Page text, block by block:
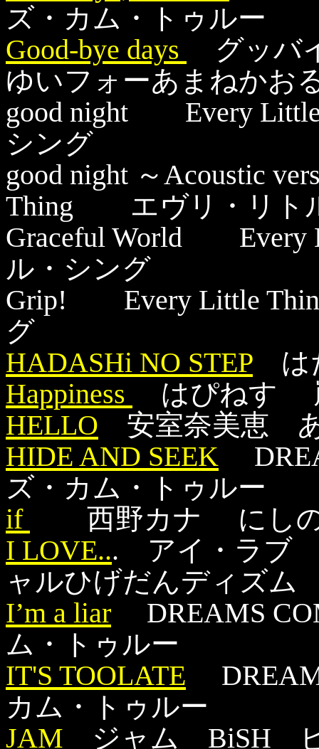
ズ・カム・トゥルー
Good-bye days
グッバ
ゆいフォーあまねかお
good night Every
シング
good night ～Acoustic
Thing エヴリ・リ
Graceful World
ル・シング
Grip! Every Little
グ
HADASHi NO STEP は
Happiness
はぴねす
HELLO 安室奈美恵
HIDE AND SEEK
ズ・カム・トゥルー
if
西野カナ にしの
I LOVE... アイ・ラブ
ャルひげだんディズム
I’m a liar DREAMS
ム・トゥルー
IT'S TOOLATE
カム・トゥルー
JAM ジャム BiSH